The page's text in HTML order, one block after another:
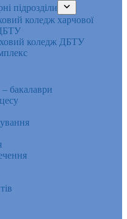
підрозділи
коледж харчової
коледж ДБТУ
бакалаври